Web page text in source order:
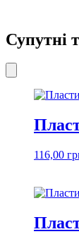
Супутні
116,00